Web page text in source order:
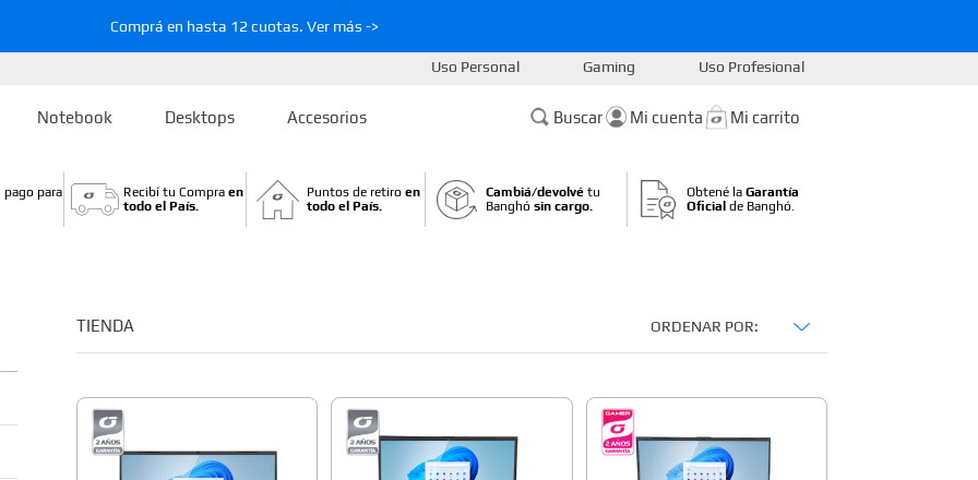
Comprá en hasta 12 cuotas. Ver más ->
Uso Personal Gaming Uso Profesional
Notebook Desktops Accesorios Buscar
pago para
Recibí tu Compraen
todo el País.
Puntos de retiroen
todo el País.
Cambiá/devolvétu
Banghó sin cargo.
Obtené laGarantía
Oficial de Banghó.
TIENDA ORDENAR POR